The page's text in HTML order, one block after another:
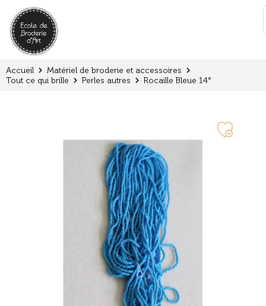
:
Accueil
Matériel de broderie et accessoires
Tout ce qui brille
Perles autres Rocaille Bleue 14°
Panneau de gestion des cookies